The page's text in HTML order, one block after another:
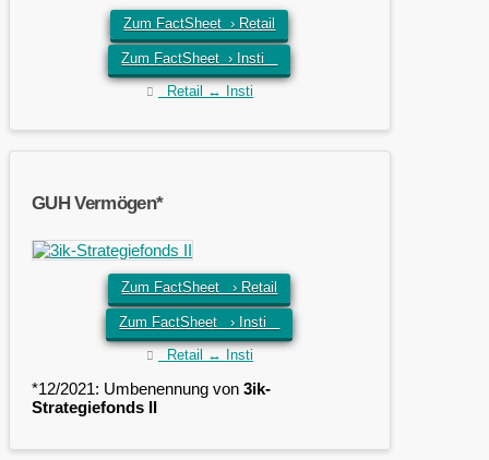
Zum FactSheet › Retail
Zum FactSheet › Insti
Retail ↔ Insti
GUH Vermögen*
Zum FactSheet › Retail
Zum FactSheet › Insti
Retail ↔ Insti
*12/2021: Umbenennung von 3ik-
Strategiefonds II